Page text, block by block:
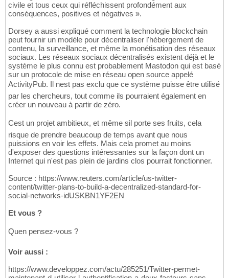
civile et tous ceux qui réfléchissent profondément aux
conséquences, positives et négatives ».
Dorsey a aussi expliqué comment la technologie blockchain
peut fournir un modèle pour décentraliser l'hébergement de
contenu, la surveillance, et même la monétisation des réseaux
sociaux. Les réseaux sociaux décentralisés existent déjà et le
système le plus connu est probablement Mastodon qui est basé
sur un protocole de mise en réseau open source appelé
ActivityPub. Il nest pas exclu que ce système puisse être utilisé
par les chercheurs, tout comme ils pourraient également en
créer un nouveau à partir de zéro.
Cest un projet ambitieux, et même sil porte ses fruits, cela
risque de prendre beaucoup de temps avant que nous
puissions en voir les effets. Mais cela promet au moins
d'exposer des questions intéressantes sur la façon dont un
Internet qui n'est pas plein de jardins clos pourrait fonctionner.
Source : https://www.reuters.com/article/us-twitter-
content/twitter-plans-to-build-a-decentralized-standard-for-
social-networks-idUSKBN1YF2EN
Et vous ?
Quen pensez-vous ?
Voir aussi :
https://www.developpez.com/actu/285251/Twitter-permet-